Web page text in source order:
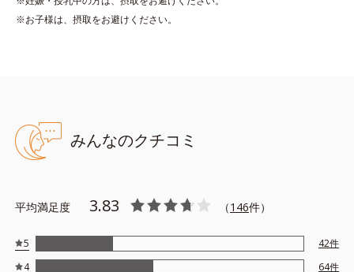
※お子様は、摂取をお避けください。
みんなのクチコミ
平均満足度 3.83 （146件）
5 42件
4
64件